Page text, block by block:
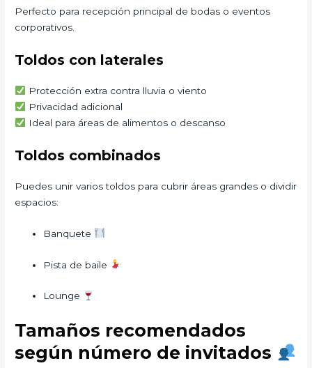
Perfecto para recepción principal de bodas o eventos
corporativos.
Toldos con laterales
Protección extra contra lluvia o viento
Privacidad adicional
Ideal para áreas de alimentos o descanso
Toldos combinados
Puedes unir varios toldos para cubrir áreas grandes o dividir
espacios:
Banquete
Pista de baile
Lounge
Tamaños recomendados
según número de invitados